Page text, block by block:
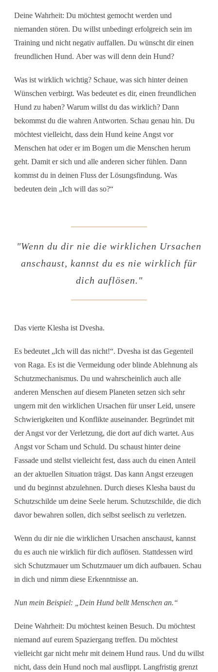
Deine Wahrheit: Du möchtest gemocht werden und
niemanden stören. Du willst unbedingt erfolgreich sein im
Training und nicht negativ auffallen. Du wünscht dir einen
freundlichen Hund. Aber was will denn dein Hund?
Was ist wirklich wichtig? Schaue, was sich hinter deinen
Wünschen verbirgt. Was bedeutet es dir, einen freundlichen
Hund zu haben? Warum willst du das wirklich? Dann
bekommst du die wahren Antworten. Schau genau hin. Du
möchtest vielleicht, dass dein Hund keine Angst vor
Menschen hat oder er im Bogen um die Menschen herum
geht. Damit er sich und alle anderen sicher fühlen. Dann
kommst du in deinen Fluss der Lösungsfindung. Was
bedeuten dein „Ich will das so?“
"Wenn du dir nie die wirklichen Ursachen
anschaust, kannst du es nie wirklich für
dich auflösen."
Das vierte Klesha ist Dvesha.
Es bedeutet „Ich will das nicht!“. Dvesha ist das Gegenteil
von Raga. Es ist die Vermeidung oder blinde Ablehnung als
Schutzmechanismus. Du und wahrscheinlich auch alle
anderen Menschen auf diesem Planeten setzen sich sehr
ungern mit den wirklichen Ursachen für unser Leid, unsere
Schwierigkeiten und Konflikte auseinander. Begründet mit
der Angst vor der Verletzung, die dort auf dich wartet. Aus
Angst vor Scham und Schuld. Du schaust hinter deine
Fassade und stellst vielleicht fest, dass auch du einen Anteil
an der aktuellen Situation trägst. Das kann Angst erzeugen
und du beginnst abzulehnen. Durch dieses Klesha baust du
Schutzschilde um deine Seele herum. Schutzschilde, die dich
davor bewahren sollen, dich selbst seelisch zu verletzen.
Wenn du dir nie die wirklichen Ursachen anschaust, kannst
du es auch nie wirklich für dich auflösen. Stattdessen wird
sich Schutzmauer um Schutzmauer um dich aufbauen. Schau
in dich und nimm diese Erkenntnisse an.
Nun mein Beispiel: „Dein Hund bellt Menschen an.“
Deine Wahrheit: Du möchtest keinen Besuch. Du möchtest
niemand auf eurem Spaziergang treffen. Du möchtest
vielleicht gar nicht mehr mit deinem Hund raus. Und du willst
nicht, dass dein Hund noch mal ausflippt. Langfristig grenzt